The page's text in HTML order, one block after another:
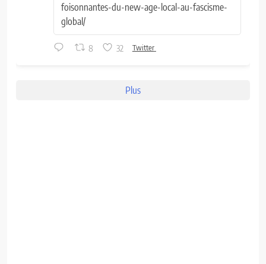
foisonnantes-du-new-age-local-au-fascisme-
global/
8 32 Twitter
Plus